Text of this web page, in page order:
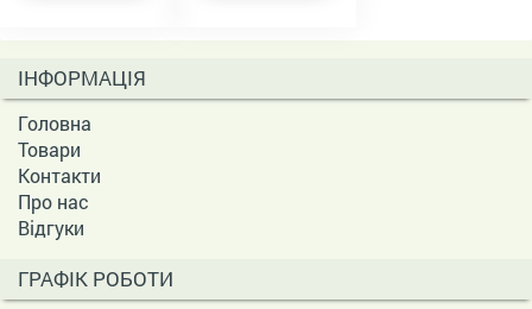
ІНФОРМАЦІЯ
Головна
Товари
Контакти
Про нас
Відгуки
ГРАФІК РОБОТИ